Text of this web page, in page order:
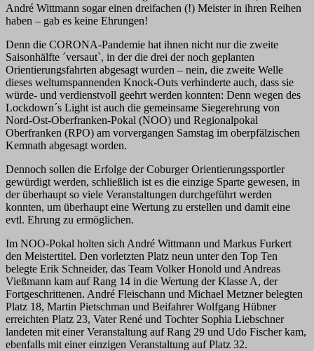
André Wittmann sogar einen dreifachen (!) Meister in ihren Reihen
haben – gab es keine Ehrungen!
Denn die CORONA-Pandemie hat ihnen nicht nur die zweite
Saisonhälfte ´versaut`, in der die drei der noch geplanten
Orientierungsfahrten abgesagt wurden – nein, die zweite Welle
dieses weltumspannenden Knock-Outs verhinderte auch, dass sie
würde- und verdienstvoll geehrt werden konnten: Denn wegen des
Lockdown´s Light ist auch die gemeinsame Siegerehrung von
Nord-Ost-Oberfranken-Pokal (NOO) und Regionalpokal
Oberfranken (RPO) am vorvergangen Samstag im oberpfälzischen
Kemnath abgesagt worden.
Dennoch sollen die Erfolge der Coburger Orientierungssportler
gewürdigt werden, schließlich ist es die einzige Sparte gewesen, in
der überhaupt so viele Veranstaltungen durchgeführt werden
konnten, um überhaupt eine Wertung zu erstellen und damit eine
evtl. Ehrung zu ermöglichen.
Im NOO-Pokal holten sich André Wittmann und Markus Furkert
den Meistertitel. Den vorletzten Platz neun unter den Top Ten
belegte Erik Schneider, das Team Volker Honold und Andreas
Vießmann kam auf Rang 14 in die Wertung der Klasse A, der
Fortgeschrittenen. André Fleischann und Michael Metzner belegten
Platz 18, Martin Pietschman und Beifahrer Wolfgang Hübner
erreichten Platz 23, Vater René und Tochter Sophia Liebschner
landeten mit einer Veranstaltung auf Rang 29 und Udo Fischer kam,
ebenfalls mit einer einzigen Veranstaltung auf Platz 32.